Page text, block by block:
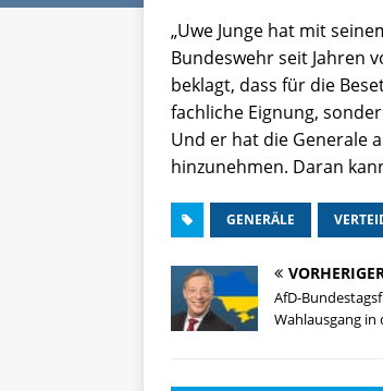
„Uwe Junge hat mit
Bundeswehr seit Jahren
beklagt, dass für die
fachliche Eignung,
Und er hat die Generale
hinzunehmen. Daran
GENERÄLE
AfD-
Wahlausgang in